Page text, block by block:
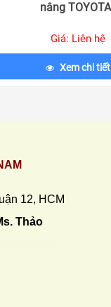
nâng
Giá: Liên hệ
Xem chi tiết
12, HCM
Thảo